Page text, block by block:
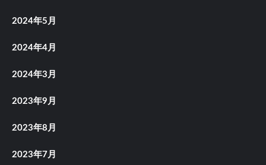
2024年5月
2024年4月
2024年3月
2023年9月
2023年8月
2023年7月